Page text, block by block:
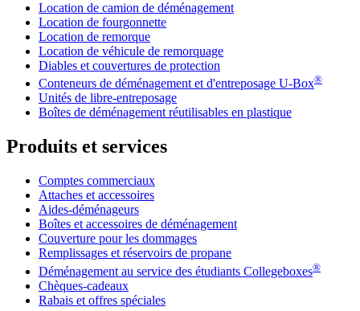
Location de camion de déménagement
Location de fourgonnette
Location de remorque
Location de véhicule de remorquage
Diables et couvertures de protection
Conteneurs de déménagement et d'entreposage U-Box®
Unités de libre-entreposage
Boîtes de déménagement réutilisables en plastique
Produits et services
Comptes commerciaux
Attaches et accessoires
Aides-déménageurs
Boîtes et accessoires de déménagement
Couverture pour les dommages
Remplissages et réservoirs de propane
Déménagement au service des étudiants Collegeboxes®
Chèques-cadeaux
Rabais et offres spéciales